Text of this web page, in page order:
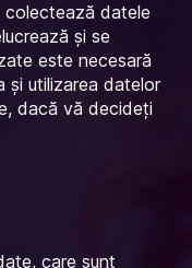
colectează datele
și se
este necesară
și utilizarea datelor
dacă vă decideți
care sunt